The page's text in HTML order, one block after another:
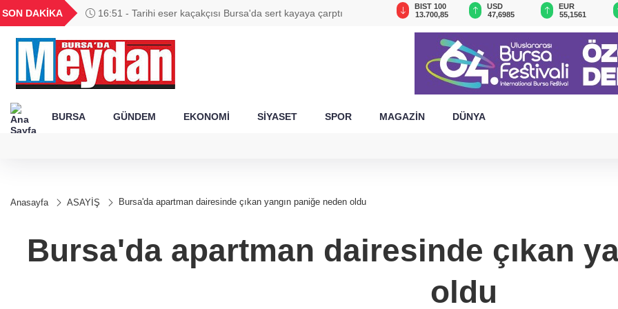
SON DAKİKA 16:51 - Tarihi eser kaçakçısı Bursa'da sert kayaya çarptı
GEL
18,2403
16,2406
27,9743
0,0018
BIST 100
13.700,85
USD
47,6985
EUR
55,1561
BURSA GÜNDEM EKONOMİ SİYASET SPOR MAGAZİN DÜNYA
Anasayfa ASAYİŞ Bursa'da apartman dairesinde çıkan yangın paniğe neden oldu
Bursa'da apartman dairesinde çıkan
oldu